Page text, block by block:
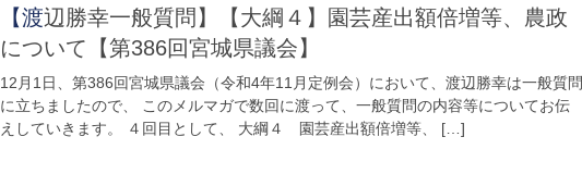
【渡辺勝幸一般質問】【大綱４】園芸産出額倍増等、農政
について【第386回宮城県議会】
12月1日、第386回宮城県議会（令和4年11月定例会）において、渡辺勝幸は一般質問
に立ちましたので、 このメルマガで数回に渡って、一般質問の内容等についてお伝
えしていきます。 ４回目として、 大綱４ 園芸産出額倍増等、 […]